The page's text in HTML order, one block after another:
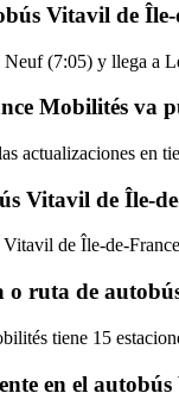
Vitavil de
(7:05) y llega a
Mobilités va
actualizaciones
Vitavil de Île-
de Île-de-
o ruta de
tiene 15
en el